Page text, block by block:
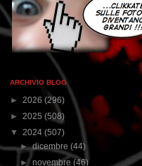
ARCHIVIO BLOG
► 2026 (296)
► 2025 (508)
▼ 2024 (507)
►dicembre(44)
►novembre(46)